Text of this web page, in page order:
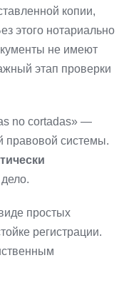
копии,
этого нотариально
не имеют
этап проверки
no cortadas» —
правовой системы.
простых
регистрации.